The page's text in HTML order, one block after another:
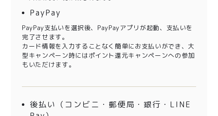
PayPay
PayPay支払いを選択後、PayPayアプリが起動、支払いを
完了させます。
カード情報を入力することなく簡単にお支払いができ、大
型キャンペーン時にはポイント還元キャンペーンへの参加
もいただけます。
後払い（コンビニ・郵便局・銀行・LINE